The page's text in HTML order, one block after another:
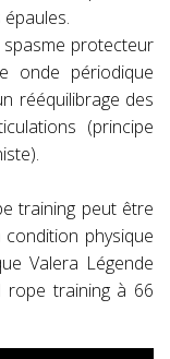
protecteur
onde périodique
rééquilibrage des
(principe
training peut être
physique
Valera Légende
rope training à 66